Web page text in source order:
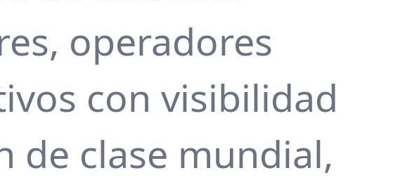
operadores
con visibilidad
de clase mundial,